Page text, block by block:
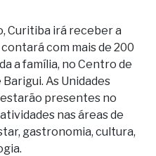
Curitiba irá receber a
com mais de 200
a família, no Centro de
As Unidades
estarão presentes no
nas áreas de
gastronomia, cultura,